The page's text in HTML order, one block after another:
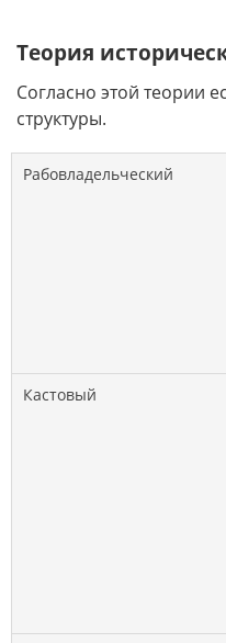
Теория
Согласно этой теории
структуры.
Рабовладельческий
Кастовый